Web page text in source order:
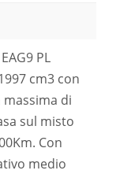
PL
cm3 con
di
sul misto
Con
medio